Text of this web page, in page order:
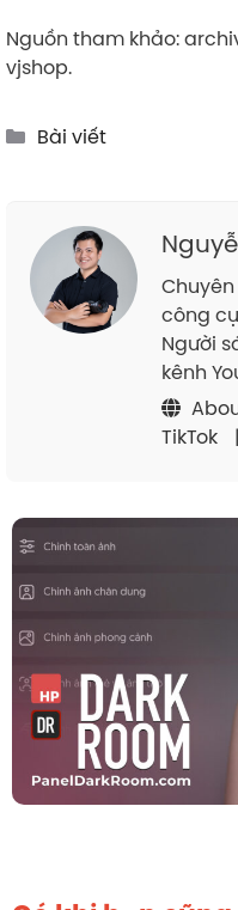
Nguồn tham khảo:
vjshop.
Categories
Bài viết
công
Người
kênh
TikTok
|